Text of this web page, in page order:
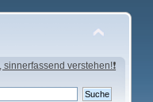
verstehen!❗